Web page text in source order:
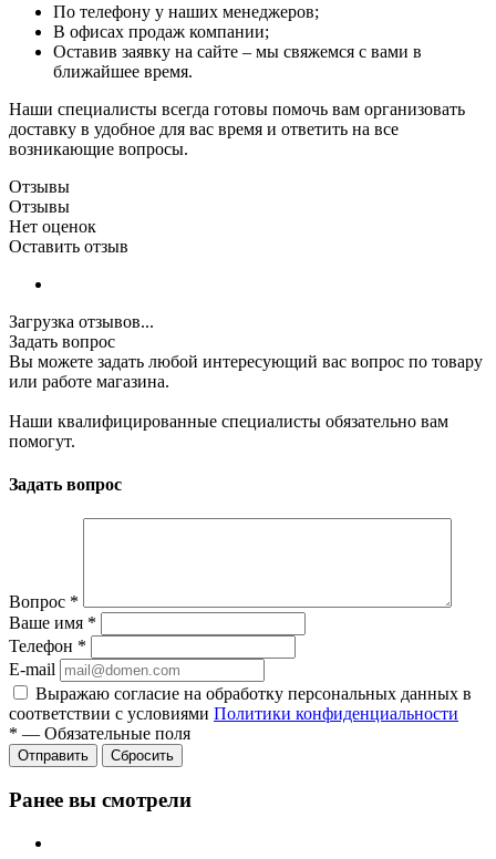
По телефону у наших менеджеров;
В офисах продаж компании;
Оставив заявку на сайте – мы свяжемся с вами в
ближайшее время.
Наши специалисты всегда готовы помочь вам организовать
доставку в удобное для вас время и ответить на все
возникающие вопросы.
Отзывы
Отзывы
Нет оценок
Оставить отзыв
Загрузка отзывов...
Задать вопрос
Вы можете задать любой интересующий вас вопрос по товару
или работе магазина.
Наши квалифицированные специалисты обязательно вам
помогут.
Задать вопрос
Вопрос *
Ваше имя *
Телефон *
E-mail
Выражаю согласие на обработку персональных данных в
соответствии с условиями Политики конфиденциальности
* — Обязательные поля
Отправить Сбросить
Ранее вы смотрели